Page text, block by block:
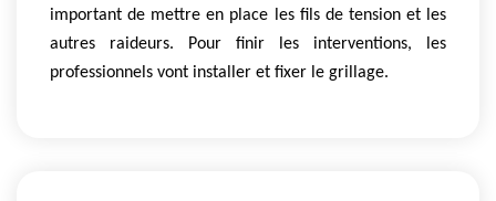
important de mettre en place les fils de tension et les
autres raideurs. Pour finir les interventions, les
professionnels vont installer et fixer le grillage.